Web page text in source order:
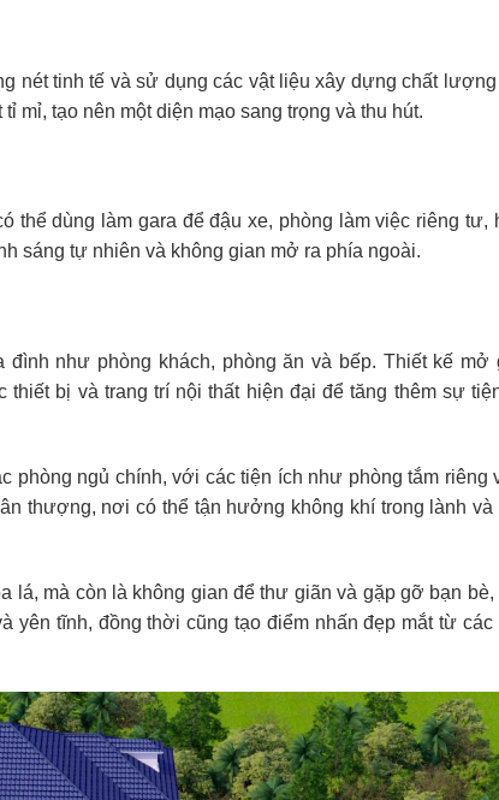
nét tinh tế và sử dụng các vật liệu xây dựng chất
mỉ, tạo nên một diện mạo sang trọng và thu hút.
dùng làm gara để đậu xe, phòng làm việc riêng tư,
sáng tự nhiên và không gian mở ra phía ngoài.
như phòng khách, phòng ăn và bếp. Thiết kế mở
bị và trang trí nội thất hiện đại để tăng thêm sự
ngủ chính, với các tiện ích như phòng tắm riêng
thượng, nơi có thể tận hưởng không khí trong lành và
mà còn là không gian để thư giãn và gặp gỡ bạn bè,
tĩnh, đồng thời cũng tạo điểm nhấn đẹp mắt từ các